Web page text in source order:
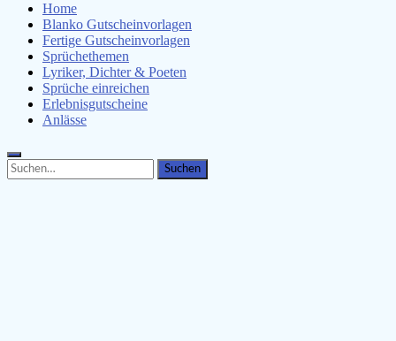
Home
Blanko Gutscheinvorlagen
Fertige Gutscheinvorlagen
Sprüchethemen
Lyriker, Dichter & Poeten
Sprüche einreichen
Erlebnisgutscheine
Anlässe
Search
for:
Search